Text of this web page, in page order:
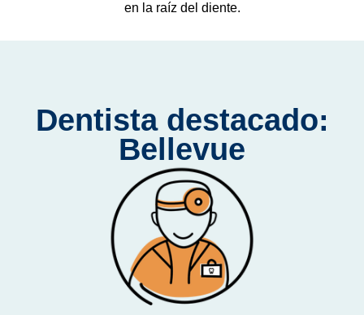
en la raíz del diente.
Dentista destacado:
Bellevue